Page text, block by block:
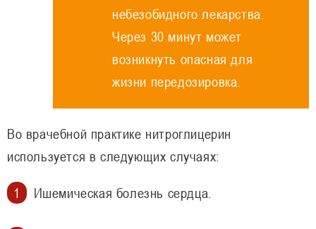
небезобидного лекарства.
Через 30 минут может
возникнуть опасная для
жизни передозировка.
Во врачебной практике нитроглицерин
используется в следующих случаях:
Ишемическая болезнь сердца.